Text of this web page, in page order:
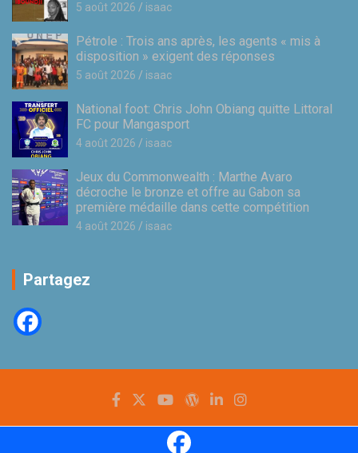
5 août 2026 isaac
Pétrole : Trois ans après, les agents « mis à
disposition » exigent des réponses
5 août 2026 isaac
National foot: Chris John Obiang quitte Littoral
FC pour Mangasport
4 août 2026 isaac
Jeux du Commonwealth : Marthe Avaro
décroche le bronze et offre au Gabon sa
première médaille dans cette compétition
4 août 2026 isaac
Partagez